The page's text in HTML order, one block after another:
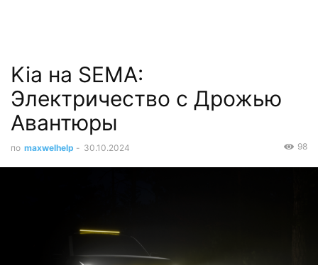
Kia на SEMA:
Электричество с Дрожью
Авантюры
по maxwelhelp - 30.10.2024 98